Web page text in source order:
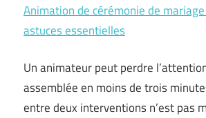
Animation de cérémonie de
astuces essentielles
Un animateur peut perdre
assemblée en moins de trois
entre deux interventions n’est pas